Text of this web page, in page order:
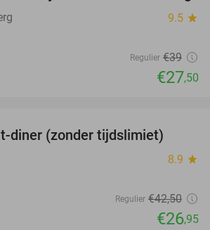
9.5 star
Regulier €39
€27,50
diner (zonder tijdslimiet)
8.9 star
Regulier €42,50
€26,95